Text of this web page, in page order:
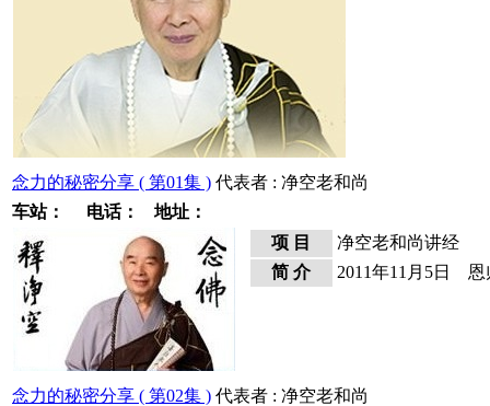
念力的秘密分享 ( 第01集 ) 代表者 : 净空老和尚
车站：
电话：
地址：
项 目
净空老和尚讲经
简 介
2011年11月5日 恩
念力的秘密分享 ( 第02集 ) 代表者 : 净空老和尚